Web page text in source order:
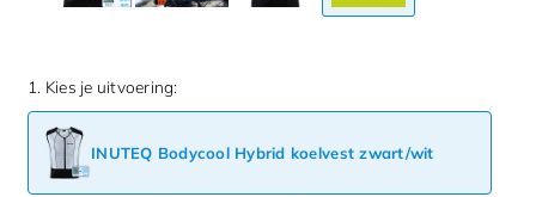
1. Kies je uitvoering:
INUTEQ Bodycool Hybrid koelvest zwart/wit